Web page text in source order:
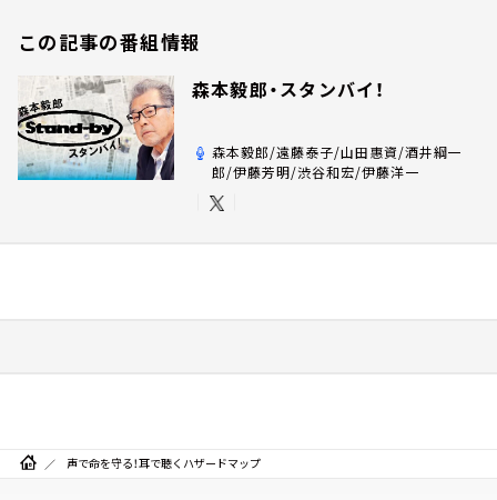
この記事の番組情報
森本毅郎・スタンバイ！
森本毅郎/遠藤泰子/山田惠資/酒井綱一
郎/伊藤芳明/渋谷和宏/伊藤洋一
声で命を守る！耳で聴くハザードマップ